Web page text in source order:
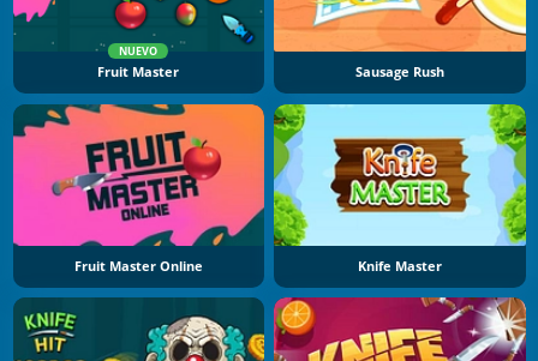
NUEVO
Fruit Master Sausage Rush
Fruit Master Online Knife Master